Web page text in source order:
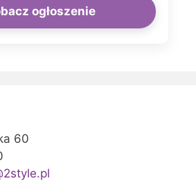
ogłoszenie
60